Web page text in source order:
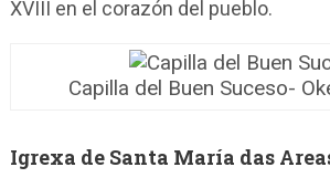
XVIII en el corazón del pueblo.
Capilla del Buen Suceso-
Igrexa de Santa María das